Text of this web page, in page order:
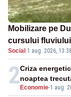
Mobilizare pe
cursului fluviului
Social ·1 aug. 2026, 13:38
2 Economie-1 aug.
Criza
noaptea